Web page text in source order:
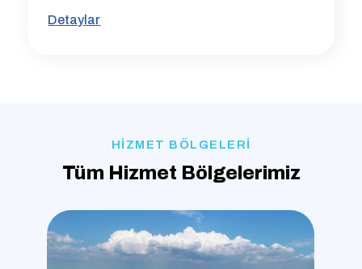
Detaylar
HİZMET BÖLGELERİ
Tüm Hizmet Bölgelerimiz